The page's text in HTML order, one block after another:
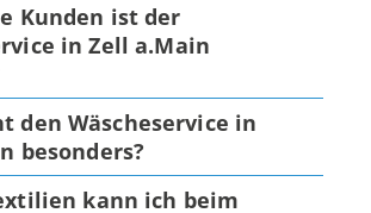
Kunden ist der
in Zell a.Main
den Wäscheservice in
besonders?
kann ich beim